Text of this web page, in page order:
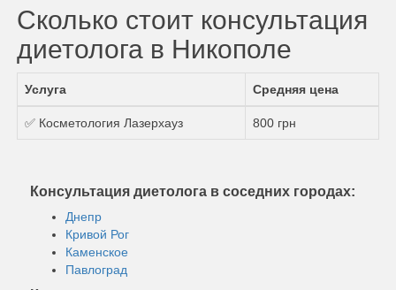
Сколько стоит консультация
диетолога в Никополе
Услуга Средняя цена
✅ Косметология Лазерхауз 800 грн
Консультация диетолога в соседних городах:
Днепр
Кривой Рог
Каменское
Павлоград